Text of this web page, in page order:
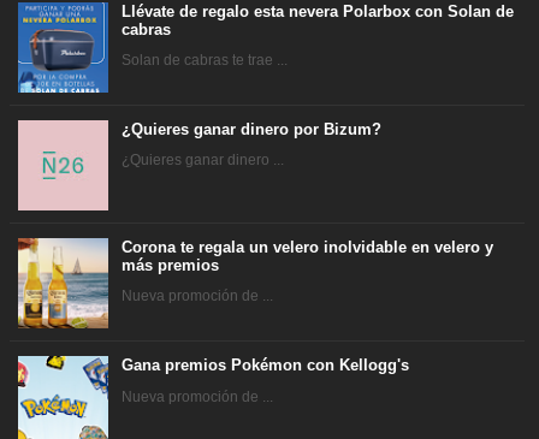
Llévate de regalo esta nevera Polarbox con Solan de
cabras
Solan de cabras te trae ...
¿Quieres ganar dinero por Bizum?
¿Quieres ganar dinero ...
Corona te regala un velero inolvidable en velero y
más premios
Nueva promoción de ...
Gana premios Pokémon con Kellogg's
Nueva promoción de ...